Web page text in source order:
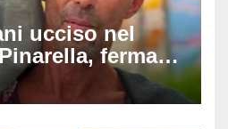
ucciso nel
fermati
la svolta
e